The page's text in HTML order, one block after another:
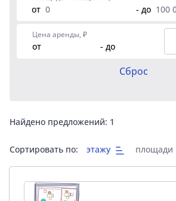
от - до
Цена аренды, ₽
от - до
Сброс
Найдено предложений: 1
Сортировать по: этажу площади